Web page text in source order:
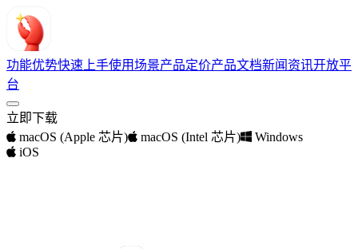
功能优势快速上手使用场景产品定价产品文档新闻资讯开放平
台
立即下载
macOS (Apple 芯片)
macOS (Intel 芯片)
Windows
iOS